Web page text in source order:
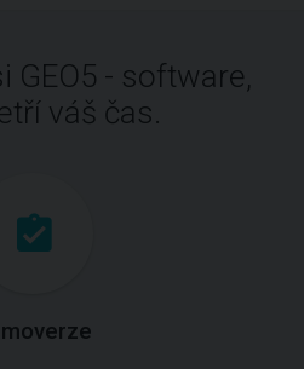
GEO5 - software,
váš čas.